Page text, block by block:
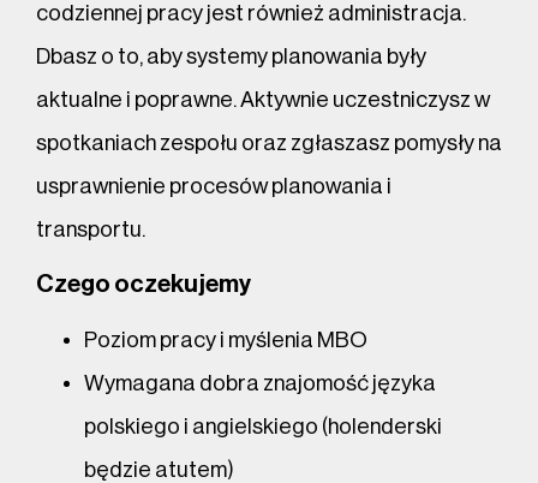
codziennej pracy jest również administracja.
Dbasz o to, aby systemy planowania były
aktualne i poprawne. Aktywnie uczestniczysz w
spotkaniach zespołu oraz zgłaszasz pomysły na
usprawnienie procesów planowania i
transportu.
Czego oczekujemy
Poziom pracy i myślenia MBO
Wymagana dobra znajomość języka
polskiego i angielskiego (holenderski
będzie atutem)